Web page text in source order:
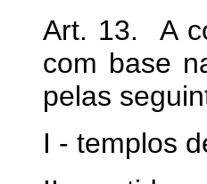
Art. 13. A
com base
pelas
I - templos